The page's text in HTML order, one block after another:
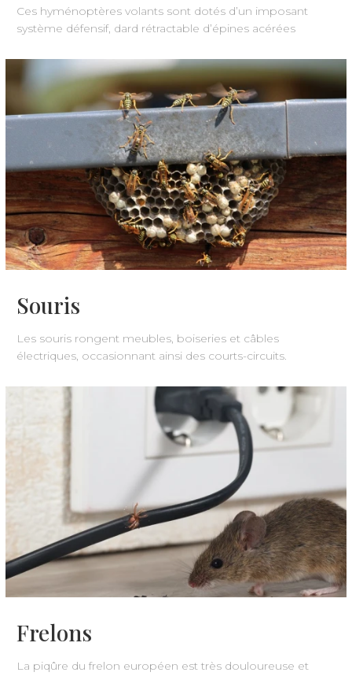
Ces hyménoptères volants sont dotés d’un imposant
système défensif, dard rétractable d’épines acérées
Souris
Les souris rongent meubles, boiseries et câbles
électriques, occasionnant ainsi des courts-circuits.
Frelons
La piqûre du frelon européen est très douloureuse et